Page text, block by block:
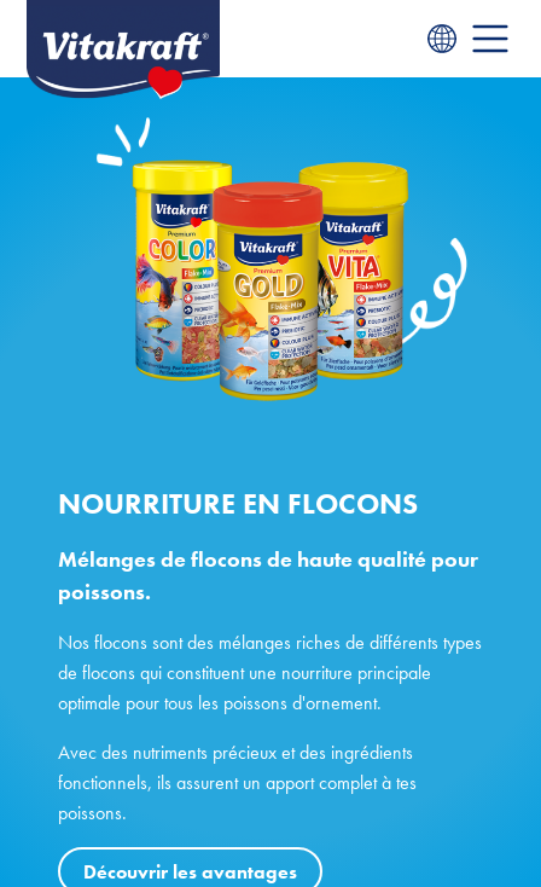
NOURRITURE EN FLOCONS
Mélanges de flocons de haute qualité pour
poissons.
Nos flocons sont des mélanges riches de différents types
de flocons qui constituent une nourriture principale
optimale pour tous les poissons d'ornement.
Avec des nutriments précieux et des ingrédients
fonctionnels, ils assurent un apport complet à tes
poissons.
Découvrir les avantages